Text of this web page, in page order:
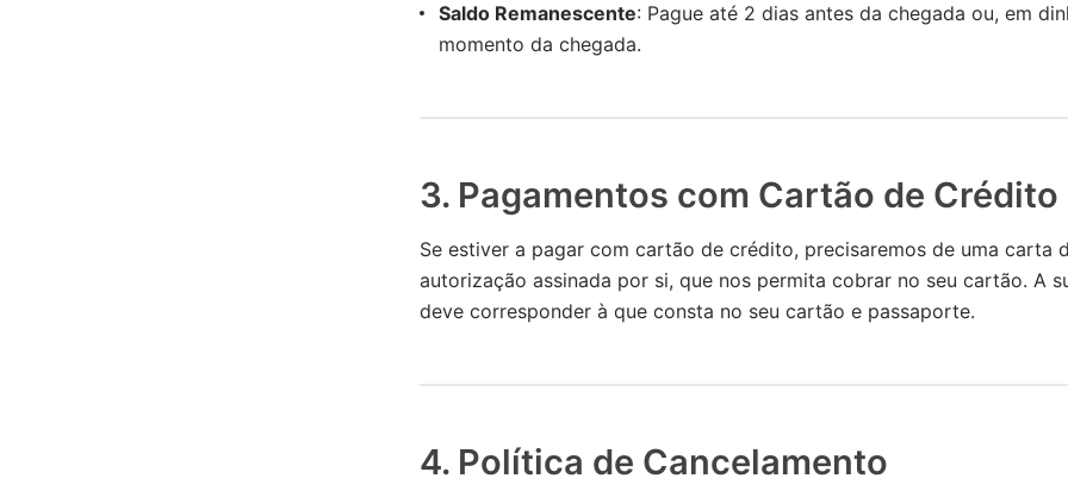
Saldo Remanescente: Pague até 2 dias antes da chegada ou, em
momento da chegada.
3. Pagamentos com Cartão de Crédito
Se estiver a pagar com cartão de crédito, precisaremos de uma carta
autorização assinada por si, que nos permita cobrar no seu cartão. A
deve corresponder à que consta no seu cartão e passaporte.
4. Política de Cancelamento